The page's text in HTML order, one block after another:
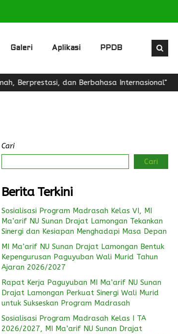
Galeri Aplikasi PPDB
dan Berbahasa Internasional"
Cari
Cari
Berita Terkini
Sosialisasi Program Madrasah Kelas VI, MI
Ma’arif NU Sunan Drajat Lamongan Tekankan
Sinergi dan Kesiapan Menghadapi Masa Depan
MI Ma’arif NU Sunan Drajat Lamongan Bentuk
Kepengurusan Paguyuban Wali Murid Tahun
Ajaran 2026/2027
Rapat Kerja Paguyuban MI Ma’arif NU Sunan
Drajat Lamongan Perkuat Sinergi Wali Murid
untuk Sukseskan Program Madrasah
Sosialisasi Program Madrasah Kelas I TA
2026/2027, MI Ma’arif NU Sunan Drajat